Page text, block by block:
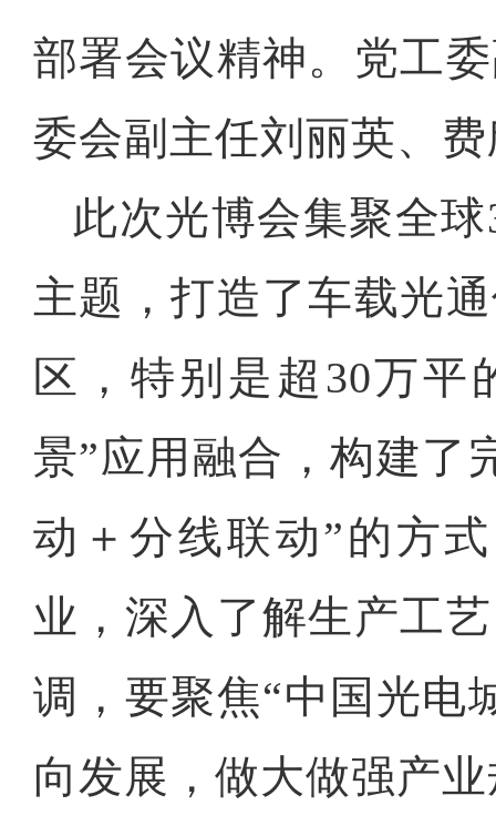
部署会议精神。党工
委会副主任刘丽英、
此次光博会集聚全
主题，打造了车载光
区，特别是超30万平
景”应用融合，构建了
动＋分线联动”的方
业，深入了解生产工
调，要聚焦“中国光电
向发展，做大做强产